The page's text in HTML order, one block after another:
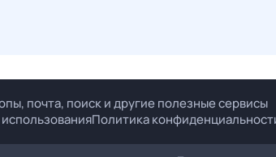
почта, поиск и другие полезные сервисы
Политика